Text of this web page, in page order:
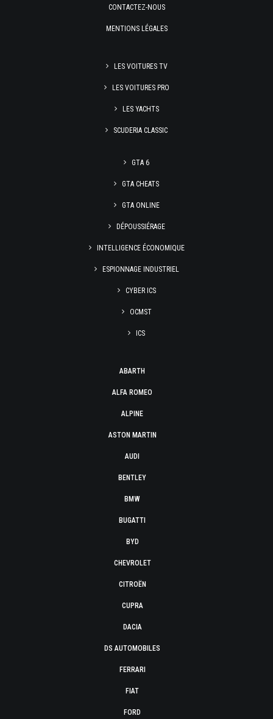
CONTACTEZ-NOUS
MENTIONS LÉGALES
LES VOITURES TV
LES VOITURES PRO
LES YACHTS
SCUDERIA CLASSIC
GTA 6
GTA CHEATS
GTA ONLINE
DÉPOUSSIÉRAGE
INTELLIGENCE ÉCONOMIQUE
ESPIONNAGE INDUSTRIEL
CYBER ICS
OCMST
ICS
ABARTH
ALFA ROMEO
ALPINE
ASTON MARTIN
AUDI
BENTLEY
BMW
BUGATTI
BYD
CHEVROLET
CITROËN
CUPRA
DACIA
DS AUTOMOBILES
FERRARI
FIAT
FORD